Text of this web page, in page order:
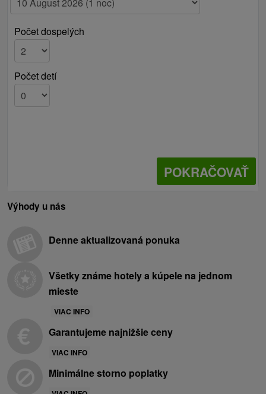
Počet dospelých
Počet detí
POKRAČOVAŤ
Výhody u nás
Denne aktualizovaná ponuka
Všetky známe hotely a kúpele na jednom
mieste
VIAC INFO
Garantujeme najnižšie ceny
VIAC INFO
Minimálne storno poplatky